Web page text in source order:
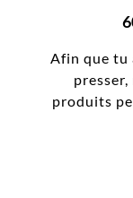
Afin que tu
produits